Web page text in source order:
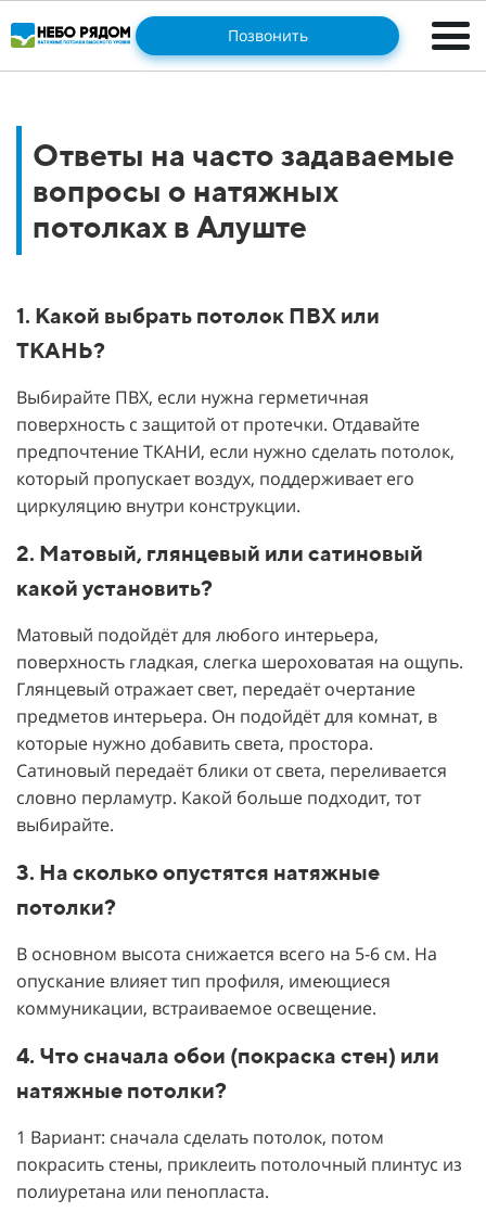
Позвонить
Ответы на часто задаваемые
вопросы о натяжных
потолках в Алуште
1. Какой выбрать потолок ПВХ или
ТКАНЬ?
Выбирайте ПВХ, если нужна герметичная
поверхность с защитой от протечки. Отдавайте
предпочтение ТКАНИ, если нужно сделать потолок,
который пропускает воздух, поддерживает его
циркуляцию внутри конструкции.
2. Матовый, глянцевый или сатиновый
какой установить?
Матовый подойдёт для любого интерьера,
поверхность гладкая, слегка шероховатая на ощупь.
Глянцевый отражает свет, передаёт очертание
предметов интерьера. Он подойдёт для комнат, в
которые нужно добавить света, простора.
Сатиновый передаёт блики от света, переливается
словно перламутр. Какой больше подходит, тот
выбирайте.
3. На сколько опустятся натяжные
потолки?
В основном высота снижается всего на 5-6 см. На
опускание влияет тип профиля, имеющиеся
коммуникации, встраиваемое освещение.
4. Что сначала обои (покраска стен) или
натяжные потолки?
1 Вариант: сначала сделать потолок, потом
покрасить стены, приклеить потолочный плинтус из
полиуретана или пенопласта.